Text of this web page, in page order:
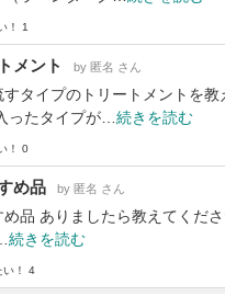
！ 1
メント by 匿名 さん
タイプのトリートメントを教
ったタイプが… 続きを読む
！ 0
め品 by 匿名 さん
品 ありましたら教えてくだ
続きを読む
い！ 4